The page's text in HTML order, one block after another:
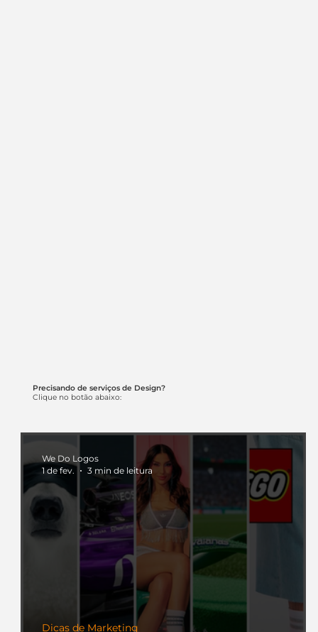
Precisando de serviços de Design?
Clique no botão abaixo:
Dicas de Marketing
We Do Logos
1 de fev.
3 min de leitura